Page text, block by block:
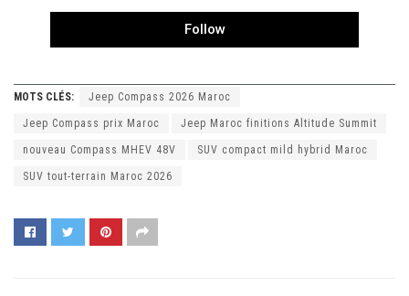
Follow
MOTS CLÉS: Jeep Compass 2026 Maroc
Jeep Compass prix Maroc Jeep Maroc finitions Altitude Summit
nouveau Compass MHEV 48V SUV compact mild hybrid Maroc
SUV tout-terrain Maroc 2026